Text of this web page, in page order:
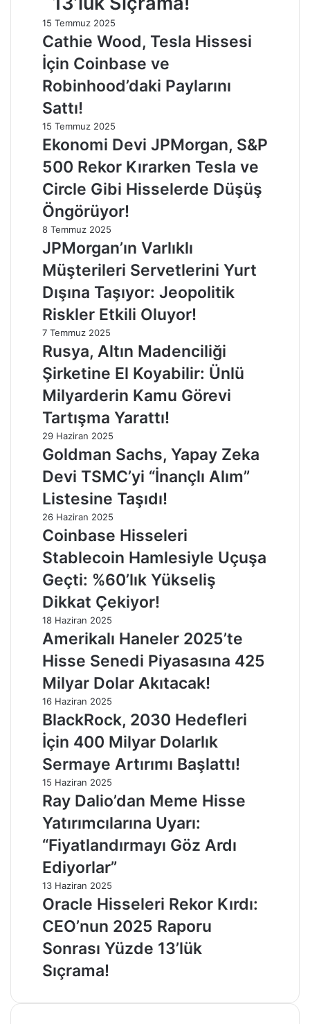
15 Temmuz 2025
Cathie Wood, Tesla Hissesi
İçin Coinbase ve
Robinhood’daki Paylarını
Sattı!
15 Temmuz 2025
Ekonomi Devi JPMorgan, S&P
500 Rekor Kırarken Tesla ve
Circle Gibi Hisselerde Düşüş
Öngörüyor!
8 Temmuz 2025
JPMorgan’ın Varlıklı
Müşterileri Servetlerini Yurt
Dışına Taşıyor: Jeopolitik
Riskler Etkili Oluyor!
7 Temmuz 2025
Rusya, Altın Madenciliği
Şirketine El Koyabilir: Ünlü
Milyarderin Kamu Görevi
Tartışma Yarattı!
29 Haziran 2025
Goldman Sachs, Yapay Zeka
Devi TSMC’yi “İnançlı Alım”
Listesine Taşıdı!
26 Haziran 2025
Coinbase Hisseleri
Stablecoin Hamlesiyle Uçuşa
Geçti: %60’lık Yükseliş
Dikkat Çekiyor!
18 Haziran 2025
Amerikalı Haneler 2025’te
Hisse Senedi Piyasasına 425
Milyar Dolar Akıtacak!
16 Haziran 2025
BlackRock, 2030 Hedefleri
İçin 400 Milyar Dolarlık
Sermaye Artırımı Başlattı!
15 Haziran 2025
Ray Dalio’dan Meme Hisse
Yatırımcılarına Uyarı:
“Fiyatlandırmayı Göz Ardı
Ediyorlar”
13 Haziran 2025
Oracle Hisseleri Rekor Kırdı:
CEO’nun 2025 Raporu
Sonrası Yüzde 13’lük
Sıçrama!